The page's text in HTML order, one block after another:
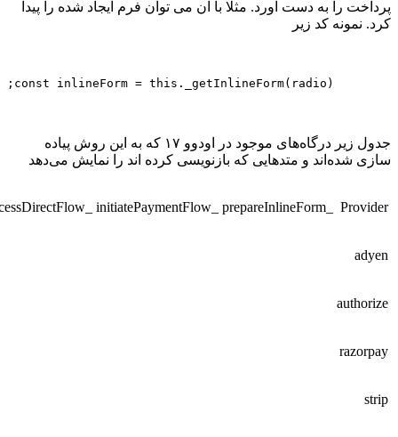
را به دست آورد. مثلا با ان می توان فرم ایجاد شده را پیدا
نمونه کد زیر
جدول زیر درگاه‌های موجود در اودوو ۱۷ که به این روش پیاده
شده‌اند و متدهایی که بازنویسی کرده اند را نمایش می‌دهد
_prepareInlineForm
_initiatePaymentFlow
_processDirectFlow